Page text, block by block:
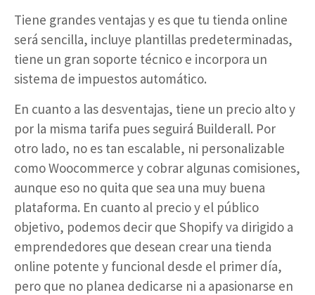
Tiene grandes ventajas y es que tu tienda online
será sencilla, incluye plantillas predeterminadas,
tiene un gran soporte técnico e incorpora un
sistema de impuestos automático.
En cuanto a las desventajas, tiene un precio alto y
por la misma tarifa pues seguirá Builderall. Por
otro lado, no es tan escalable, ni personalizable
como Woocommerce y cobrar algunas comisiones,
aunque eso no quita que sea una muy buena
plataforma. En cuanto al precio y el público
objetivo, podemos decir que Shopify va dirigido a
emprendedores que desean crear una tienda
online potente y funcional desde el primer día,
pero que no planea dedicarse ni a apasionarse en